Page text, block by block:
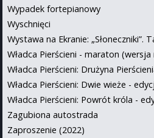
Wypadek fortepianowy
Wyschnięci
Wystawa na Ekranie: „Słoneczniki”.
Władca Pierścieni - maraton (wersja
Władca Pierścieni: Drużyna
Władca Pierścieni: Dwie wieże -
Władca Pierścieni: Powrót króla -
Zagubiona autostrada
Zaproszenie (2022)